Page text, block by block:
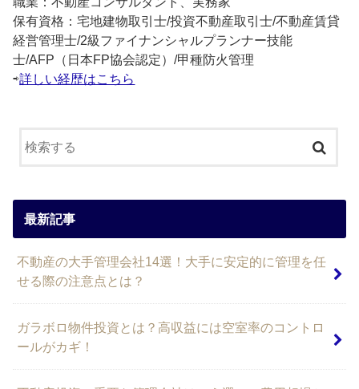
保有資格：宅地建物取引士/投資不動産取引士/不動産賃貸
経営管理士/2級ファイナンシャルプランナー技能
士/AFP（日本FP協会認定）/甲種防火管理
⇨詳しい経歴はこちら
最新記事
不動産の大手管理会社14選！大手に安定的に管理を任
せる際の注意点とは？
ガラボロ物件投資とは？高収益には空室率のコントロ
ールがカギ！